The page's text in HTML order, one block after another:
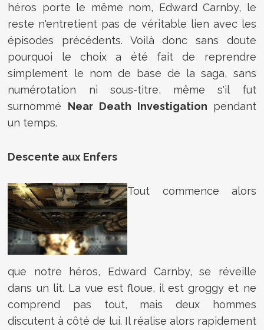
héros porte le même nom, Edward Carnby, le
reste n'entretient pas de véritable lien avec les
épisodes précédents. Voilà donc sans doute
pourquoi le choix a été fait de reprendre
simplement le nom de base de la saga, sans
numérotation ni sous-titre, même s'il fut
surnommé Near Death Investigation pendant
un temps.
Descente aux Enfers
Tout commence alors
que notre héros, Edward Carnby, se réveille
dans un lit. La vue est floue, il est groggy et ne
comprend pas tout, mais deux hommes
discutent à côté de lui. Il réalise alors rapidement